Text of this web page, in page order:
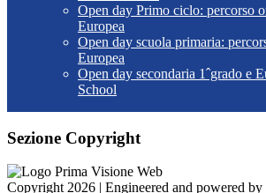
Open day Primo ciclo: percorso
Europea
Open day scuola primaria:
Europea
Open day secondaria 1ˆgrado e
School
Sezione Copyright
Copyright 2026 | Engineered and powered